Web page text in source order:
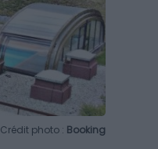
Crédit photo : Booking